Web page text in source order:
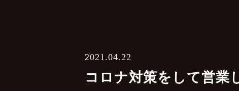
2021.04.22
コロナ対策をして営業